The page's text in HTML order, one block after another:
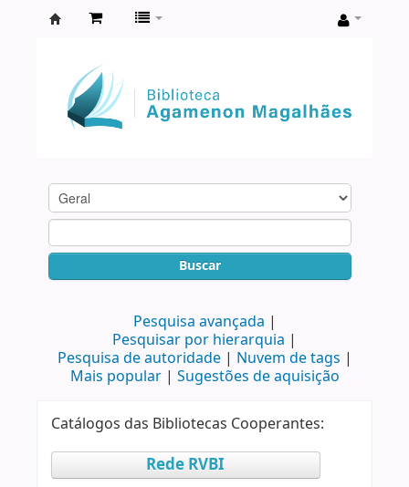
Agamenon
Magalhães
Buscar
Pesquisa avançada
Pesquisar por hierarquia
Pesquisa de autoridade
Nuvem de tags
Mais popular
Sugestões de aquisição
Catálogos das Bibliotecas Cooperantes:
Rede RVBI